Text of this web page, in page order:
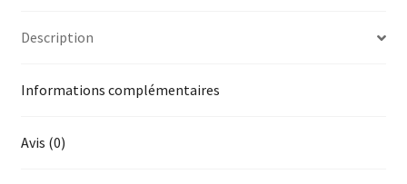
Description
Informations complémentaires
Avis (0)